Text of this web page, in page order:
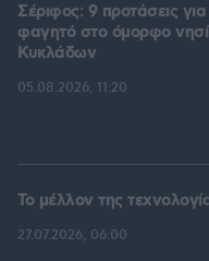
Σέριφος: 9 προτάσεις
φαγητό στο όμορφο
Κυκλάδων
05.08.2026, 11:20
Το μέλλον της
27.07.2026, 06:00